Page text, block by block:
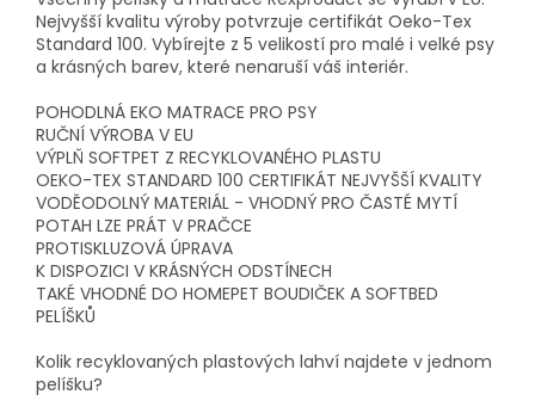
Nejvyšší kvalitu výroby potvrzuje certifikát Oeko-Tex
Standard 100. Vybírejte z 5 velikostí pro malé i velké psy
a krásných barev, které nenaruší váš interiér.
POHODLNÁ EKO MATRACE PRO PSY
RUČNÍ VÝROBA V EU
VÝPLŇ SOFTPET Z RECYKLOVANÉHO PLASTU
OEKO-TEX STANDARD 100 CERTIFIKÁT NEJVYŠŠÍ KVALITY
VODĚODOLNÝ MATERIÁL - VHODNÝ PRO ČASTÉ MYTÍ
POTAH LZE PRÁT V PRAČCE
PROTISKLUZOVÁ ÚPRAVA
K DISPOZICI V KRÁSNÝCH ODSTÍNECH
TAKÉ VHODNÉ DO HOMEPET BOUDIČEK A SOFTBED
PELÍŠKŮ
Kolik recyklovaných plastových lahví najdete v jednom
pelíšku?